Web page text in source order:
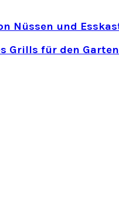
Nüssen und
Grills für den